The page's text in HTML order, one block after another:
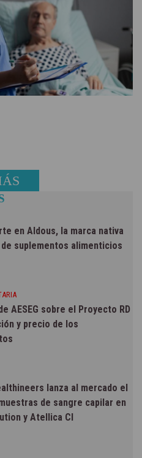
en Aldous, la marca nativa
suplementos alimenticios
AESEG sobre el Proyecto RD
y precio de los
lanza al mercado el
de sangre capilar en
y Atellica CI